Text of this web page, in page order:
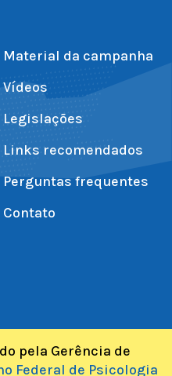
Material da campanha
Vídeos
Legislações
Links recomendados
Perguntas frequentes
Contato
pela Gerência de
Federal de Psicologia